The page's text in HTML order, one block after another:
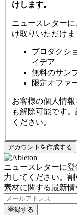
けします。
ニュースレター
け取りいただけま
プロダクシ
イデア
無料のサン
限定オファ
お客様の個人情
も解除可能です。
ください。
ニュースレターに登
力してください。
素材に関する最新情